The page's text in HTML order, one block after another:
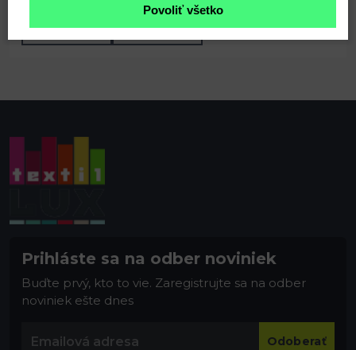
Prihláste sa na odber noviniek
Buďte prvý, kto to vie. Zaregistrujte sa na odber
noviniek ešte dnes
Odoberať
Povoliť všetko